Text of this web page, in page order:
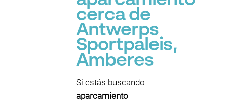
cerca de
Antwerps
Sportpaleis,
Amberes
Si estás buscando
aparcamiento